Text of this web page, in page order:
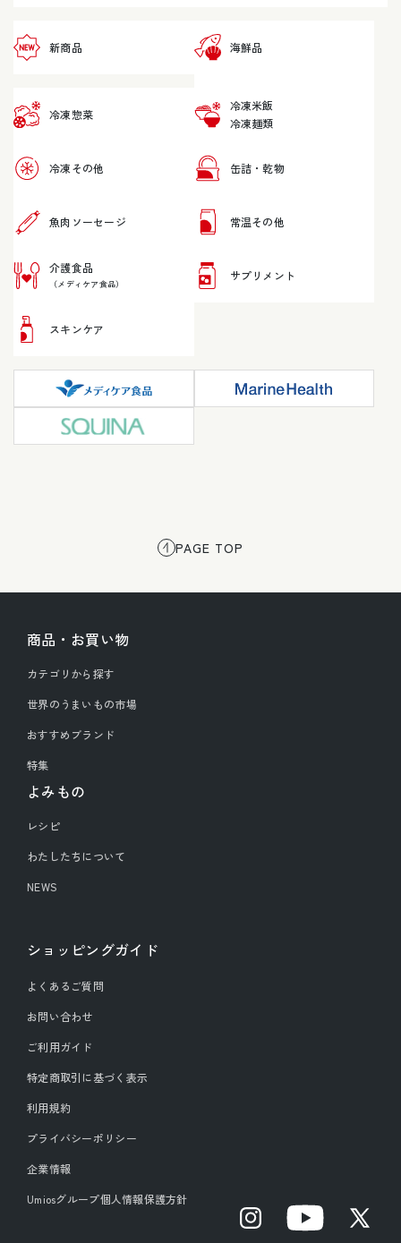
新商品 海鮮品
冷凍惣菜
冷凍米飯
冷凍麺類
冷凍その他 缶詰・乾物
魚肉ソーセージ 常温その他
介護食品
（メディケア食品）
サプリメント
スキンケア
PAGE TOP
商品・お買い物
カテゴリから探す
世界のうまいもの市場
おすすめブランド
特集
よみもの
レシピ
わたしたちについて
NEWS
ショッピングガイド
よくあるご質問
お問い合わせ
ご利用ガイド
特定商取引に基づく表示
利用規約
プライバシーポリシー
企業情報
Umiosグループ個人情報保護方針
InstagramYouTube
X